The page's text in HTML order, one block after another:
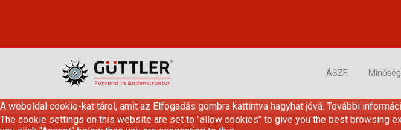
ÁSZF
A weboldal cookie-kat tárol, amit az Elfogadás gombra kattintva hagyhat jóvá. További
The cookie settings on this website are set to "allow cookies" to give you the best browsing